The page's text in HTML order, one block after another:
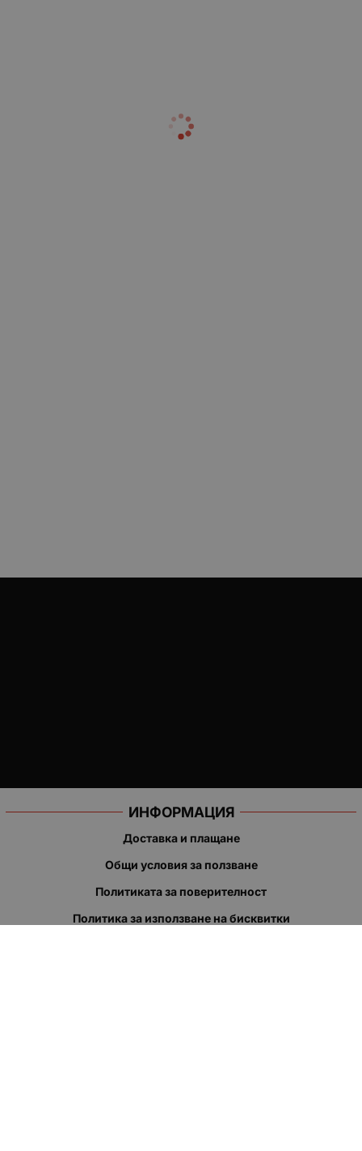
ИНФОРМАЦИЯ
Доставка и плащане
Общи условия за ползване
Политиката за поверителност
Политика за използване на бисквитки